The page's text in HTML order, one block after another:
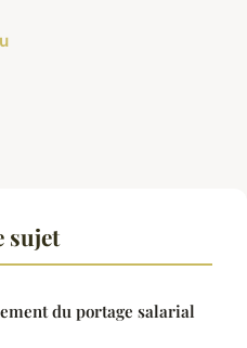
sujet
du portage salarial